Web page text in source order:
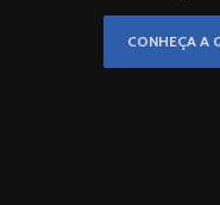
CONHEÇA A